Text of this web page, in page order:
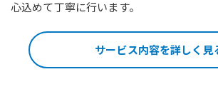
心込めて丁寧に行います。
サービス内容を詳しく見